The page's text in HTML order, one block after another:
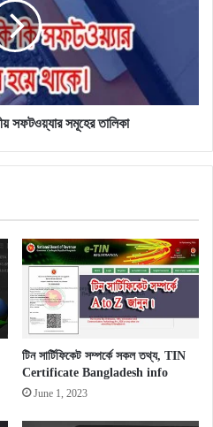
সফটওয়্যার সমূহের তালিকা
টিন সার্টিফিকেট সম্পর্কে সকল তথ্য, TIN
Certificate Bangladesh info
June 1, 2023